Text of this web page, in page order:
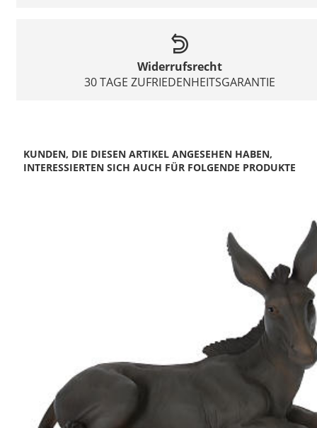
Widerrufsrecht
30 TAGE ZUFRIEDENHEITSGARANTIE
KUNDEN, DIE DIESEN ARTIKEL ANGESEHEN HABEN,
INTERESSIERTEN SICH AUCH FÜR FOLGENDE PRODUKTE